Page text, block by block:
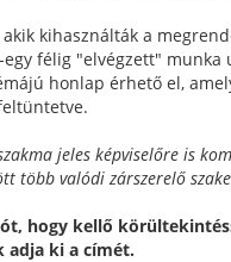
kihasználták a
félig "elvégzett" munka
honlap érhető el,
jeles képviselőre is
több valódi zárszerelő
hogy kellő
adja ki a címét.